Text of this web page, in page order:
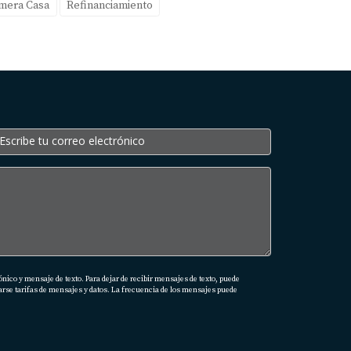
bajo como 580.
son favorables.
a decidir cuál opción se adapta mejor a
Casa
Refinanciamiento
y mensaje de texto. Para dejar de recibir mensajes de texto, puede
tarifas de mensajes y datos. La frecuencia de los mensajes puede